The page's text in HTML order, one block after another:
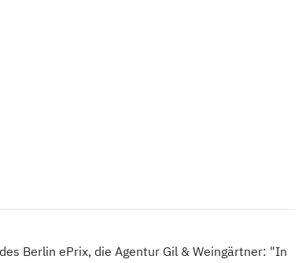
Berlin ePrix, die Agentur Gil & Weingärtner: "In